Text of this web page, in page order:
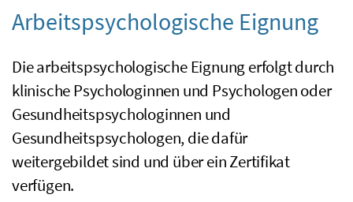
Arbeitspsychologische Eignung
Die arbeitspsychologische Eignung erfolgt durch
klinische Psychologinnen und Psychologen oder
Gesundheitspsychologinnen und
Gesundheitspsychologen, die dafür
weitergebildet sind und über ein Zertifikat
verfügen.